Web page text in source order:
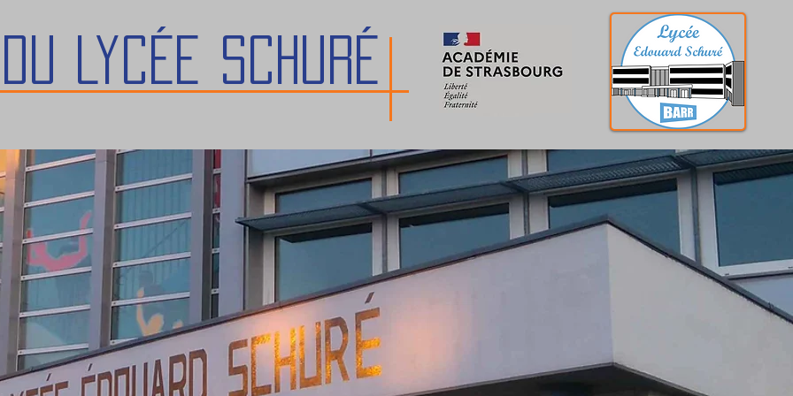
lycée Schuré